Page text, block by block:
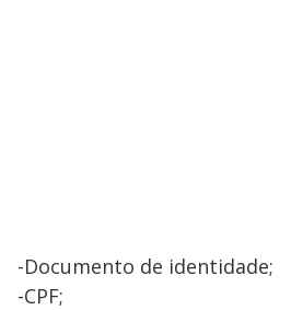
-Documento de identidade;
-CPF;